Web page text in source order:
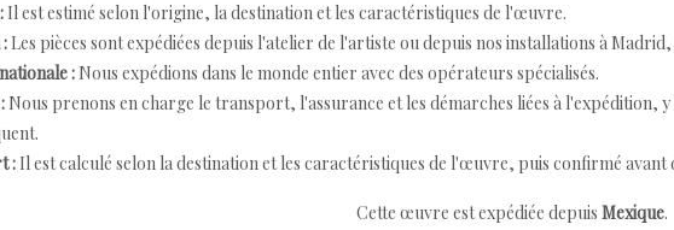
Il est estimé selon l'origine, la destination et les caractéristiques de l'œuvre.
Les pièces sont expédiées depuis l'atelier de l'artiste ou depuis nos installations à
: Nous expédions dans le monde entier avec des opérateurs spécialisés.
Nous prenons en charge le transport, l'assurance et les démarches liées à l'expédition,
: Il est calculé selon la destination et les caractéristiques de l'œuvre, puis confirmé avant
Cette œuvre est expédiée depuis Mexique.